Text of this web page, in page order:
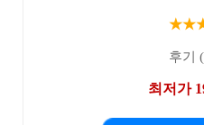
후기
최저가